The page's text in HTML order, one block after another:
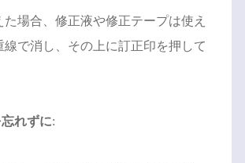
場合、修正液や修正テープは使え
線で消し、その上に訂正印を押して
れずに: